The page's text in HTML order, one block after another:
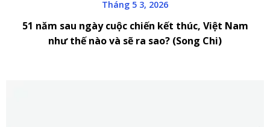
Tháng 5 3, 2026
51 năm sau ngày cuộc chiến kết thúc, Việt Nam
như thế nào và sẽ ra sao? (Song Chi)